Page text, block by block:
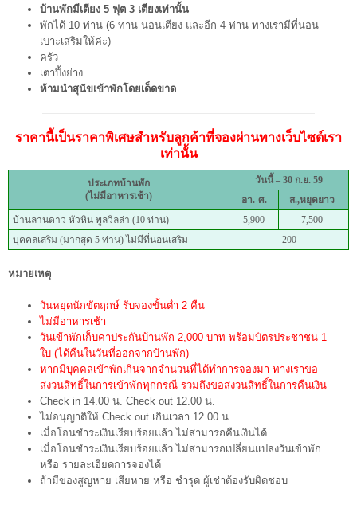
บ้านพักมีเตียง 5 ฟุต 3 เตียงเท่านั้น
พักได้ 10 ท่าน (6 ท่าน นอนเตียง และอีก 4 ท่าน ทางเรามีที่นอน
เบาะเสริมให้ค่ะ)
ครัว
เตาปิ้งย่าง
ห้ามนำสุนัขเข้าพักโดยเด็ดขาด
ราคานี้เป็นราคาพิเศษสำหรับลูกค้าที่จองผ่านทางเว็บไซต์เรา
เท่านั้น
ประเภทบ้านพัก
(ไม่มีอาหารเช้า)
วันนี้ – 30 ก.ย. 59
อา.-ศ.
ส.,หยุดยาว
บ้านลานดาว หัวหิน พูลวิลล่า (10 ท่าน)
5,900
7,500
บุคคลเสริม (มากสุด 5 ท่าน) ไม่มีที่นอนเสริม
200
หมายเหตุ
วันหยุดนักขัตฤกษ์ รับจองขั้นต่ำ 2 คืน
ไม่มีอาหารเช้า
วันเข้าพักเก็บค่าประกันบ้านพัก 2,000 บาท พร้อมบัตรประชาชน 1
ใบ (ได้คืนในวันที่ออกจากบ้านพัก)
หากมีบุคคลเข้าพักเกินจากจำนวนที่ได้ทำการจองมา ทางเราขอ
สงวนสิทธิ์ในการเข้าพักทุกกรณี รวมถึงขอสงวนสิทธิ์ในการคืนเงิน
Check in 14.00 น. Check out 12.00 น.
ไม่อนุญาติให้ Check out เกินเวลา 12.00 น.
เมื่อโอนชำระเงินเรียบร้อยแล้ว ไม่สามารถคืนเงินได้
เมื่อโอนชำระเงินเรียบร้อยแล้ว ไม่สามารถเปลี่ยนแปลงวันเข้าพัก
หรือ รายละเอียดการจองได้
ถ้ามีของสูญหาย เสียหาย หรือ ชำรุด ผู้เช่าต้องรับผิดชอบ